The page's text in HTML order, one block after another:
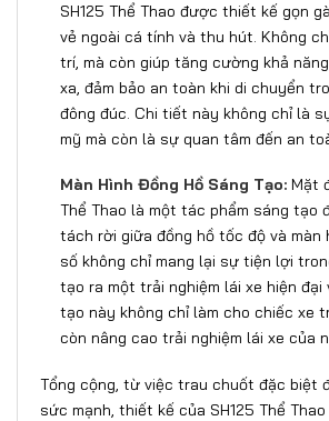
SH125 Thể Thao được thiết kế gọn
vẻ ngoài cá tính và thu hút. Không
trí, mà còn giúp tăng cường khả
xa, đảm bảo an toàn khi di chuyển
đông đúc. Chi tiết này không chỉ là
mỹ mà còn là sự quan tâm đến an
Màn Hình Đồng Hồ Sáng Tạo:Mặt
Thể Thao là một tác phẩm sáng tạo
tách rời giữa đồng hồ tốc độ và màn
số không chỉ mang lại sự tiện lợi
tạo ra một trải nghiệm lái xe hiện đại
tạo này không chỉ làm cho chiếc xe
còn nâng cao trải nghiệm lái xe của
Tổng cộng, từ việc trau chuốt đặc biệt
sức mạnh, thiết kế của SH125 Thể